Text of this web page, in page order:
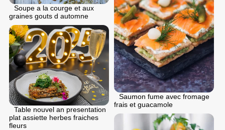
Soupe a la courge et aux
graines gouts d automne
Saumon fume avec fromage
frais et guacamole
Table nouvel an presentation
plat assiette herbes fraiches
fleurs